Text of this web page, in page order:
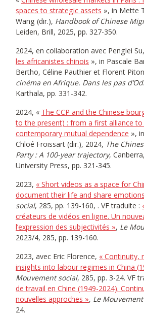
spaces to strategic assets », in Mette
Wang (dir.), Handbook of Chinese
Leiden, Brill, 2025, pp. 327-350.
2024, en collaboration avec Penglei
les africanistes chinois », in Pascale
Bertho, Céline Pauthier et Florent
cinéma en Afrique. Dans les pas
Karthala, pp. 331-342.
2024, « The CCP and the Chinese
to the present) : from a first alliance to
contemporary mutual dependence »,
Chloé Froissart (dir.), 2024, The
Party : A 100-year trajectory,
University Press, pp. 321-345.
2023, « Short videos as a space for
document their life and share
social, 285, pp. 139-160, . VF traduite :
créateurs de vidéos en ligne. Un
l’expression des subjectivités », Le
2023/4, 285, pp. 139-160.
2023, avec Eric Florence, « Continuity,
insights into labour regimes in China
Mouvement social, 285, pp. 3-24. VF
de travail en Chine (1949-2024).
nouvelles approches », Le
24.